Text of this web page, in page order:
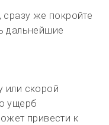
сразу же покройте
дальнейшие
или скорой
ущерб
привести к